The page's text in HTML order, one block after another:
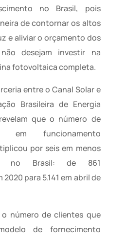
no Brasil, pois
de contornar os altos
e aliviar o orçamento dos
desejam investir na
fotovoltaica completa.
entre o Canal Solar e
Brasileira de Energia
que o número de
em funcionamento
por seis em menos
no Brasil: de 861
para 5.141 em abril de
número de clientes que
de fornecimento